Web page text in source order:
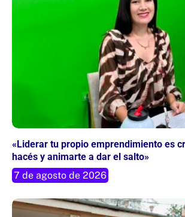
«Liderar tu propio emprendimiento es
hacés y animarte a dar el salto»
7 de agosto de 2026